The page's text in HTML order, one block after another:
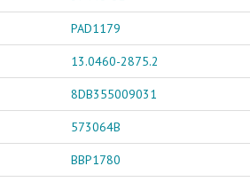
PAD1179
13.0460-2875.2
8DB355009031
573064B
BBP1780